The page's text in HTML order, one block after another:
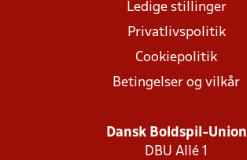
Ledige stillinger
Privatlivspolitik
Cookiepolitik
Betingelser og vilkår
Dansk Boldspil-Union
DBU Allé 1